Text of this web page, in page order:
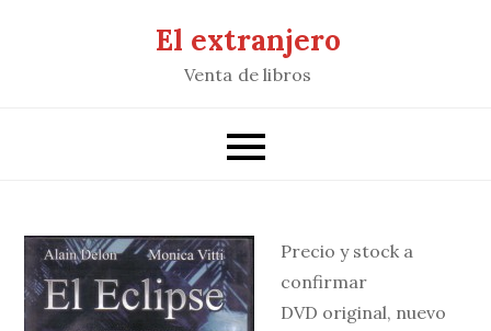
El extranjero
Venta de libros
Precio y stock a
confirmar
DVD original, nuevo